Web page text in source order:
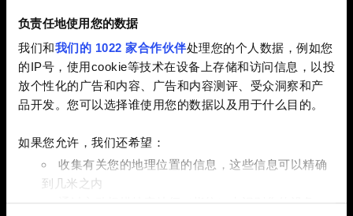
负责任地使用您的数据
我们和我们的 1022 家合作伙伴处理您的个人数据，例如您
的IP号，使用cookie等技术在设备上存储和访问信息，以投
放个性化的广告和内容、广告和内容测评、受众洞察和产
品开发。您可以选择谁使用您的数据以及用于什么目的。
如果您允许，我们还希望：
收集有关您的地理位置的信息，这些信息可以精确
到几米之内
通过主动扫描特定特征（指纹）来识别您的设备
的高分记录。
iOS
请确保《萝卜冲刺》已经更新到最新版本，本文会解释
如何升级 iOS 应用程序。
确保您的 iOS 系统已经更新到最新版本，操作方法在
关闭后台运行的其它应用程序，